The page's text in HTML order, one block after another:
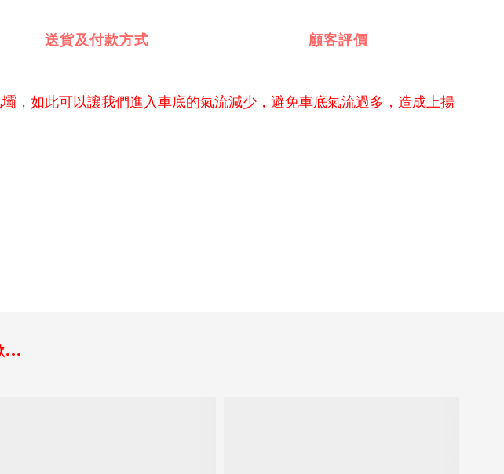
送貨及付款方式 顧客評價
，如此可以讓我們進入車底的氣流減少，避免車底氣流過多，造成上揚
...